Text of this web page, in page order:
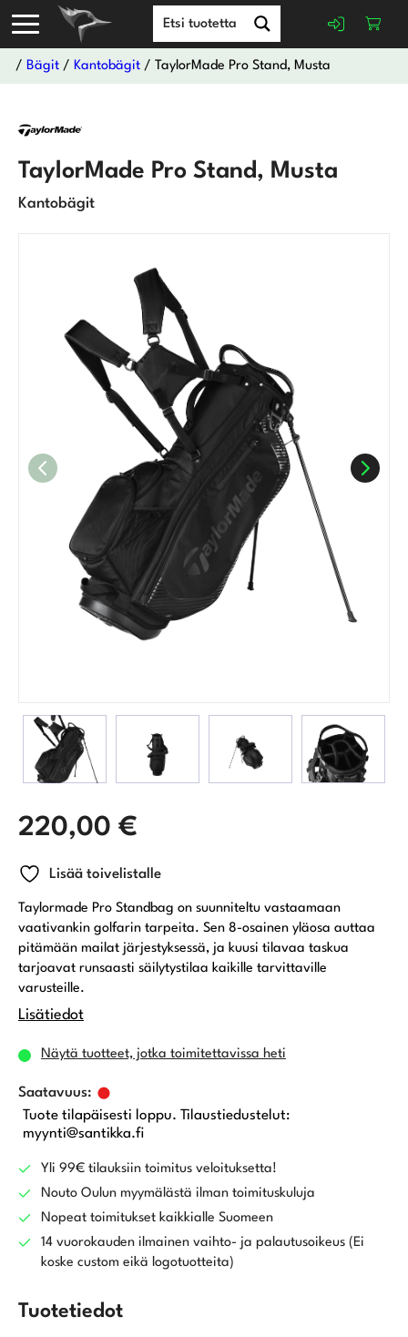
/Bägit /Kantobägit / TaylorMade Pro Stand, Musta
TaylorMade Pro Stand, Musta
Kantobägit
220,00 €
Lisää toivelistalle
Taylormade Pro Standbag on suunniteltu vastaamaan
vaativankin golfarin tarpeita. Sen 8-osainen yläosa auttaa
pitämään mailat järjestyksessä, ja kuusi tilavaa taskua
tarjoavat runsaasti säilytystilaa kaikille tarvittaville
varusteille.
Lisätiedot
Näytä tuotteet, jotka toimitettavissa heti
Tuote tilapäisesti loppu. Tilaustiedustelut:
myynti@santikka.fi
Yli 99€ tilauksiin toimitus veloituksetta!
Nouto Oulun myymälästä ilman toimituskuluja
Nopeat toimitukset kaikkialle Suomeen
14 vuorokauden ilmainen vaihto- ja palautusoikeus (Ei
koske custom eikä logotuotteita)
Tuotetiedot